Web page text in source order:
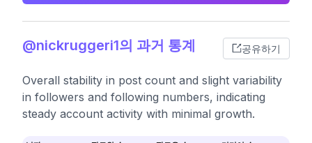
@nickruggeri1의 과거 통계 공유하기
Overall stability in post count and slight variability
in followers and following numbers, indicating
steady account activity with minimal growth.